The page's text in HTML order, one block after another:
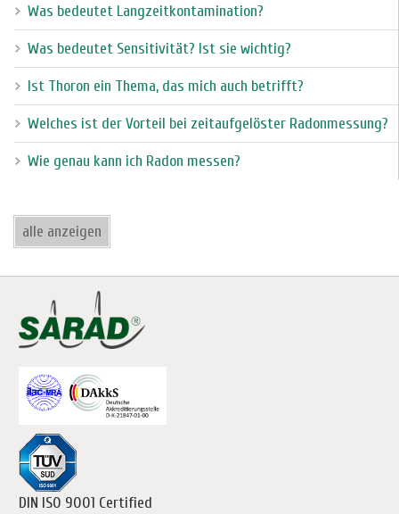
Was bedeutet Langzeitkontamination?
Was bedeutet Sensitivität? Ist sie wichtig?
Ist Thoron ein Thema, das mich auch betrifft?
Welches ist der Vorteil bei zeitaufgelöster Radonmessung?
Wie genau kann ich Radon messen?
alle anzeigen
DIN ISO 9001 Certified